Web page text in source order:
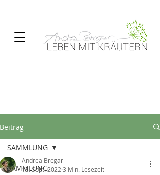
Beitrag
SAMMLUNG
SAMMLUNG
Andrea Bregar
13. Sept. 2022 3 Min. Lesezeit